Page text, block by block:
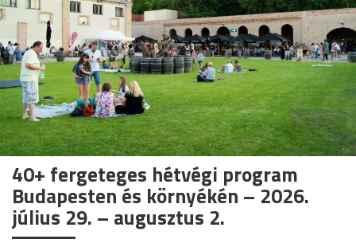
40+ fergeteges hétvégi program
Budapesten és környékén – 2026.
július 29. – augusztus 2.